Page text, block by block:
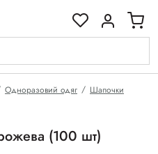
Одноразовий одяг Шапочки
(100 шт)